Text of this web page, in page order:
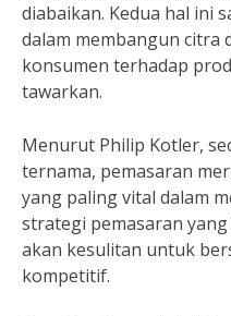
diabaikan. Kedua hal ini
dalam membangun citra
konsumen terhadap
tawarkan.
Menurut Philip Kotler,
ternama, pemasaran
yang paling vital dalam
strategi pemasaran
akan kesulitan untuk
kompetitif.